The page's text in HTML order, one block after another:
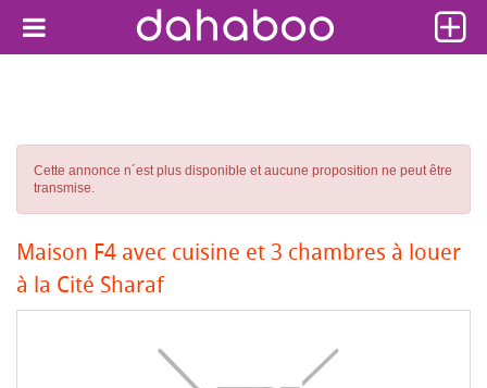
Cette annonce n´est plus disponible et aucune proposition ne peut être
transmise.
Maison F4 avec cuisine et 3 chambres à louer
à la Cité Sharaf